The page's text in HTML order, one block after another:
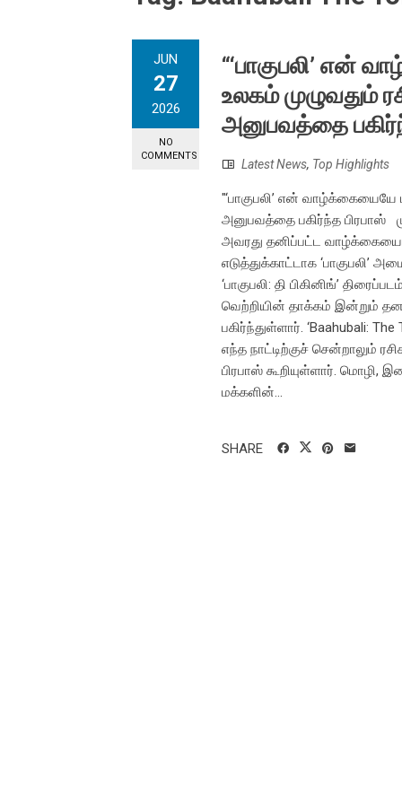
JUN
27
2026
NO
COMMENTS
“‘பாகுபலி’ என்
உலகம் முழுவதும்
அனுபவத்தை
Latest News, Top Highlights
"‘பாகுபலி’ என் வாழ்க்கையையே
அனுபவத்தை பகிர்ந்த பிரபாஸ்
அவரது தனிப்பட்ட
எடுத்துக்காட்டாக ‘பாகுபலி’
‘பாகுபலி: தி பிகினிங்’
வெற்றியின் தாக்கம் இன்றும்
பகிர்ந்துள்ளார். ‘Baahubali:
எந்த நாட்டிற்குச் சென்றாலும்
பிரபாஸ் கூறியுள்ளார்.
மக்களின்...
SHARE